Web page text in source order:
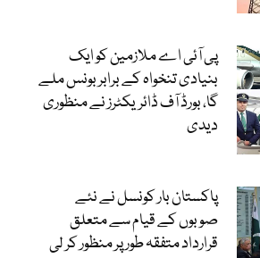
پی آئی اے ملازمین کو ایک
بنیادی تنخواہ کے برابر بونس ملے
گا، بورڈ آف ڈائریکٹرز نے منظوری
دیدی
پاکستان بار کونسل نے نئے
صوبوں کے قیام سے متعلق
قرارداد متفقہ طور پر منظور کر لی